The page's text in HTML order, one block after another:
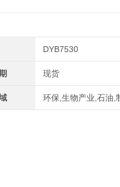
DYB7530
现货
环保,生物产业,石油,